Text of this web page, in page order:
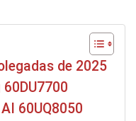
de 2025
60UQ8050